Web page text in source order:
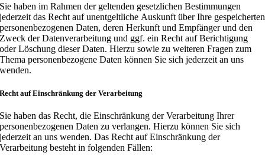
Sie haben im Rahmen der geltenden gesetzlichen Bestimmungen
jederzeit das Recht auf unentgeltliche Auskunft über Ihre gespeicherten
personenbezogenen Daten, deren Herkunft und Empfänger und den
Zweck der Datenverarbeitung und ggf. ein Recht auf Berichtigung
oder Löschung dieser Daten. Hierzu sowie zu weiteren Fragen zum
Thema personenbezogene Daten können Sie sich jederzeit an uns
wenden.
Recht auf Einschränkung der Verarbeitung
Sie haben das Recht, die Einschränkung der Verarbeitung Ihrer
personenbezogenen Daten zu verlangen. Hierzu können Sie sich
jederzeit an uns wenden. Das Recht auf Einschränkung der
Verarbeitung besteht in folgenden Fällen: